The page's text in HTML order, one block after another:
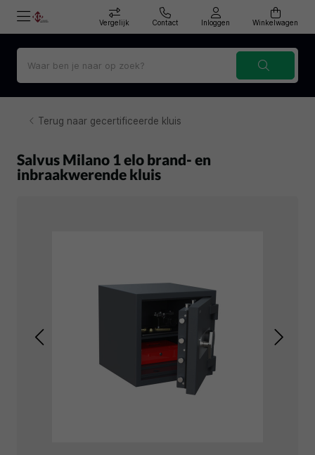
Vergelijk Contact Inloggen Winkelwagen
Terug naar gecertificeerde kluis
Salvus Milano 1 elo brand- en
inbraakwerende kluis